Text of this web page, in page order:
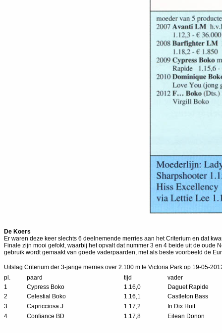
De Koers
Er waren deze keer slechts 6 deelnemende merries aan het Criterium en dat
Finale zijn mooi gefokt, waarbij het opvalt dat nummer 3 en 4 beide uit de oude
gebruik wordt gemaakt van goede vaderpaarden, met als beste voorbeeld de
Uitslag Criterium der 3-jarige merries over 2.100 m te Victoria Park op 19-05-
pl.
paard tijd
vader
1
Cypress Boko 1.16,0
Daguet Rapide
2
Celestial Boko 1.16,1
Castleton Bass
3
Capricciosa J 1.17,2
In Dix Huit
4
Confiance BD 1.17,8 Eilean Donon